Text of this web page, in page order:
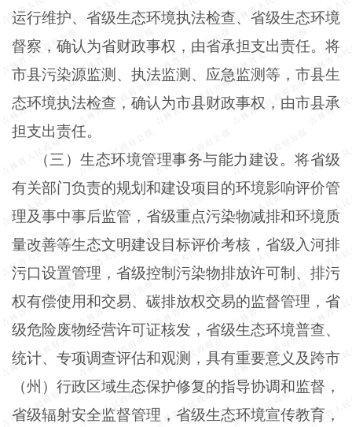
运行维护、省级生态环境执法检查、省级生态环境
督察，确认为省财政事权，由省承担支出责任。将
市县污染源监测、执法监测、应急监测等，市县生
态环境执法检查，确认为市县财政事权，由市县承
担支出责任。
（三）生态环境管理事务与能力建设。将省级
有关部门负责的规划和建设项目的环境影响评价管
理及事中事后监管，省级重点污染物减排和环境质
量改善等生态文明建设目标评价考核，省级入河排
污口设置管理，省级控制污染物排放许可制、排污
权有偿使用和交易、碳排放权交易的监督管理，省
级危险废物经营许可证核发，省级生态环境普查、
统计、专项调查评估和观测，具有重要意义及跨市
（州）行政区域生态保护修复的指导协调和监督，
省级辐射安全监督管理，省级生态环境宣传教育，